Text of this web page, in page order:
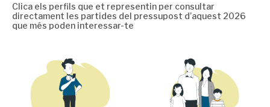
Clica els perfils que et representin per consultar
directament les partides del pressupost d’aquest 2026
que més poden interessar-te